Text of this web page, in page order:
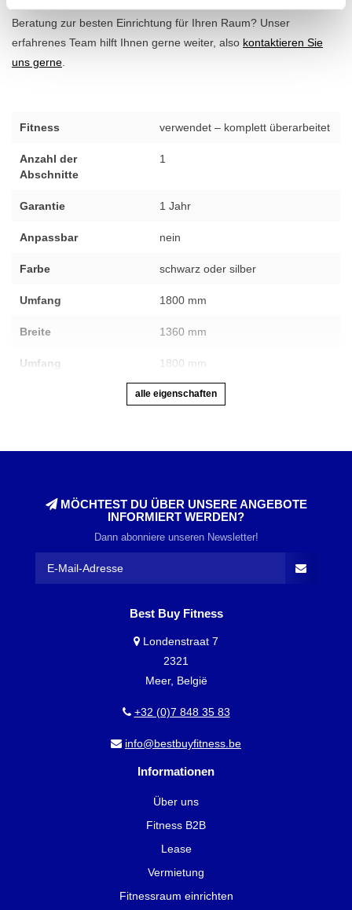
Beratung zur besten Einrichtung für Ihren Raum? Unser
erfahrenes Team hilft Ihnen gerne weiter, also kontaktieren Sie
uns gerne
Fitness verwendet – komplett überarbeitet
Anzahl der
Abschnitte
1
Garantie 1 Jahr
Anpassbar nein
Farbe schwarz oder silber
Umfang 1800 mm
Breite 1360 mm
Umfang 1800 mm
alle eigenschaften
MÖCHTEST DU ÜBER UNSERE ANGEBOTE
INFORMIERT WERDEN?
Dann abonniere unseren Newsletter!
Best Buy Fitness
Londenstraat 7
2321
Meer, België
+32 (0)7 848 35 83
info@bestbuyfitness.be
Informationen
Über uns
Fitness B2B
Lease
Vermietung
Fitnessraum einrichten